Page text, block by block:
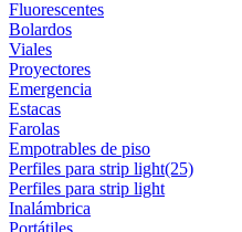
Fluorescentes
Bolardos
Viales
Proyectores
Emergencia
Estacas
Farolas
Empotrables de piso
Perfiles para strip light(25)
Perfiles para strip light
Inalámbrica
Portátiles